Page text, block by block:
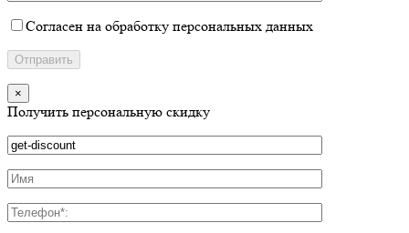
Согласен на обработку персональных данных
×
Получить персональную скидку